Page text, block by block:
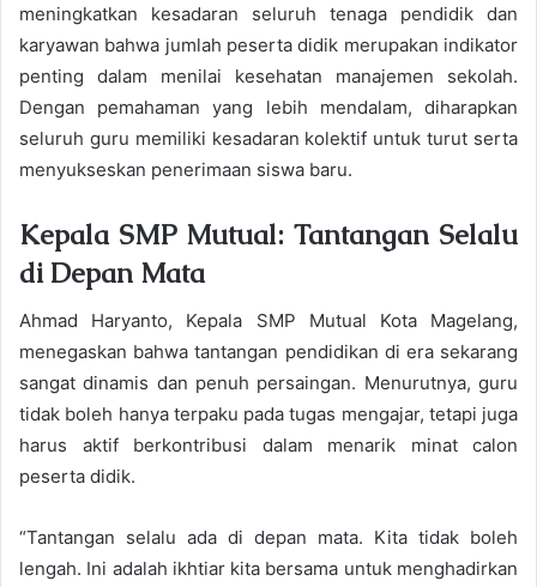
meningkatkan kesadaran seluruh tenaga pendidik dan
karyawan bahwa jumlah peserta didik merupakan indikator
penting dalam menilai kesehatan manajemen sekolah.
Dengan pemahaman yang lebih mendalam, diharapkan
seluruh guru memiliki kesadaran kolektif untuk turut serta
menyukseskan penerimaan siswa baru.
Kepala SMP Mutual: Tantangan Selalu
di Depan Mata
Ahmad Haryanto, Kepala SMP Mutual Kota Magelang,
menegaskan bahwa tantangan pendidikan di era sekarang
sangat dinamis dan penuh persaingan. Menurutnya, guru
tidak boleh hanya terpaku pada tugas mengajar, tetapi juga
harus aktif berkontribusi dalam menarik minat calon
peserta didik.
“Tantangan selalu ada di depan mata. Kita tidak boleh
lengah. Ini adalah ikhtiar kita bersama untuk menghadirkan